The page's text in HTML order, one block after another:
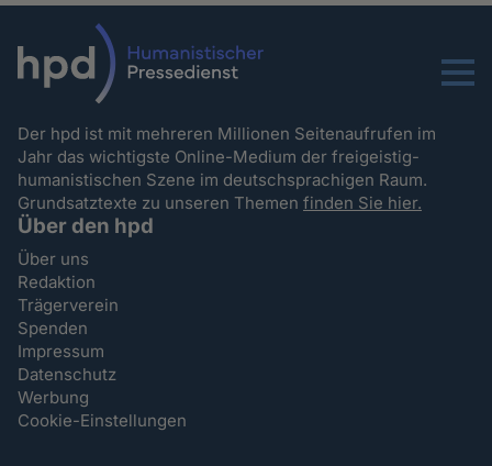
Menu
Der hpd ist mit mehreren Millionen Seitenaufrufen im
Jahr das wichtigste Online-Medium der freigeistig-
humanistischen Szene im deutschsprachigen Raum.
Grundsatztexte zu unseren Themenfinden Sie hier.
Über den hpd
Über uns
Redaktion
Trägerverein
Spenden
Impressum
Datenschutz
Werbung
Cookie-Einstellungen